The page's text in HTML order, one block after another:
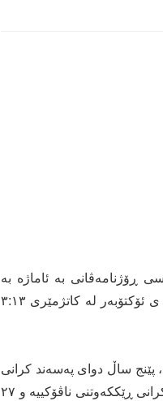
ڕۆژنامەڤانی بە ئاماژە بە
کۆتایی هاتنی گەمارۆی چەک لەژێر ناوی بڕیارنامەی ٢٢٣١، وتی: ڕۆژی ٢٧ ی ڕەزبەر واتا ١٧ ی ئۆکتۆبەر لە کاتژمێری ٣:١٣
خەتیب زادە وتی: بە پێی پەیوەستی ٥ ی ڕێککەوتنی ناڤۆکی و پەیوەستی ٢ ی بڕیارنامەی ٢٢٣١، پێنج ساڵ دوای پەسەند کرانی
ڕێککەوتنی ناڤۆکی گەمارۆی چەک لەسەر ئێران هەڵدەوەشێتەوە.پێنجەمین ساڵڕۆژی پەسەند کرانی ڕێککەوتنی ناڤۆکییە و ٢٧